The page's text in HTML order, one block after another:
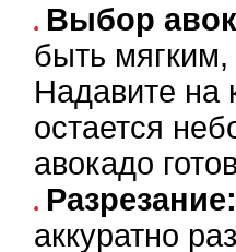
Выбор
быть
Надавите на
остается
авокадо
Разрезание:
аккуратно